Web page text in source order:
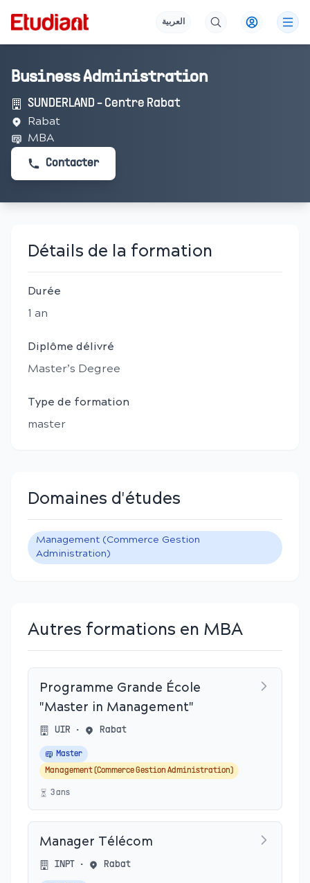
العربية
Business Administration
SUNDERLAND - Centre Rabat
Rabat
MBA
Contacter
Détails de la formation
Durée
1 an
Diplôme délivré
Master’s Degree
Type de formation
master
Domaines d'études
Management (Commerce Gestion
Administration)
Autres formations en MBA
Programme Grande École
"Master in Management"
UIR • Rabat
Master
Management (Commerce Gestion Administration)
3ans
Manager Télécom
INPT • Rabat